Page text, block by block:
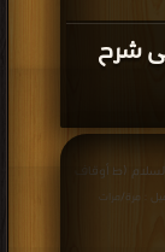
شرح
(ط أوقاف
: مرة/مرات